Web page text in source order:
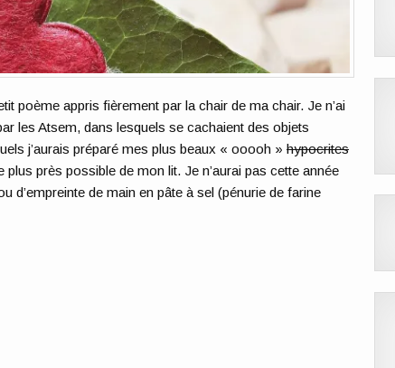
poème appris fièrement par la chair de ma chair. Je n’ai
les Atsem, dans lesquels se cachaient des objets
j’aurais préparé mes plus beaux « ooooh »hypocrites
plus près possible de mon lit. Je n’aurai pas cette année
d’empreinte de main en pâte à sel (pénurie de farine